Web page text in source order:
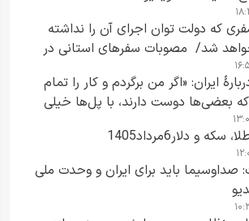
که دولت توان اجرای آن را نداشته
شد/ مصوبات سفرهای استانی در
بودجه است+ عکس
ایران: «اگر من برگردم و کار را تمام
بعضی‌ها دوست دارند، با پل‌ها خیلی
پل‌هایشان را در کمتر از یک
ویدیو
و دلار6مرداد1405
باید برای ایران و وحدت ملی